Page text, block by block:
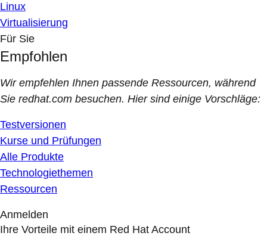
Linux
Virtualisierung
Für Sie
Empfohlen
Wir empfehlen Ihnen passende Ressourcen, während
Sie redhat.com besuchen. Hier sind einige Vorschläge:
Testversionen
Kurse und Prüfungen
Alle Produkte
Technologiethemen
Ressourcen
Anmelden
Ihre Vorteile mit einem Red Hat Account